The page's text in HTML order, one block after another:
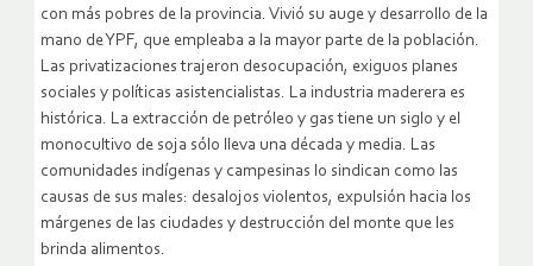
con más pobres de la provincia. Vivió su auge y desarrollo de la
mano de YPF, que empleaba a la mayor parte de la población.
Las privatizaciones trajeron desocupación, exiguos planes
sociales y políticas asistencialistas. La industria maderera es
histórica. La extracción de petróleo y gas tiene un siglo y el
monocultivo de soja sólo lleva una década y media. Las
comunidades indígenas y campesinas lo sindican como las
causas de sus males: desalojos violentos, expulsión hacia los
márgenes de las ciudades y destrucción del monte que les
brinda alimentos.